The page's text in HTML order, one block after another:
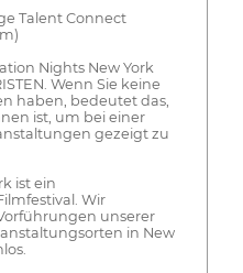
Talent Connect
Nights New York
Wenn Sie keine
haben, bedeutet das,
ist, um bei einer
gezeigt zu
ist ein
Wir
unserer
in New